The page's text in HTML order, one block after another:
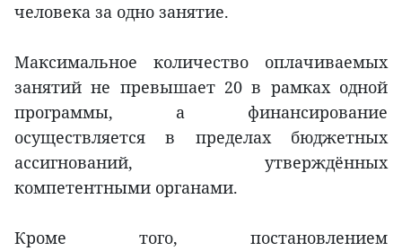
человека за одно занятие.
Максимальное количество оплачиваемых
занятий не превышает 20 в рамках одной
программы, а финансирование
осуществляется в пределах бюджетных
ассигнований, утверждённых
компетентными органами.
Кроме того, постановлением